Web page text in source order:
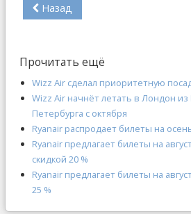
Назад
Прочитать ещё
Wizz Air сделал приоритетную
Wizz Air начнёт летать в Лондон
Петербурга с октября
Ryanair распродает билеты на
Ryanair предлагает билеты на
скидкой 20 %
Ryanair предлагает билеты на
25 %